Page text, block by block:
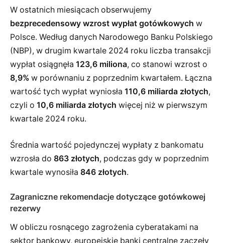
W ostatnich miesiącach obserwujemy
bezprecedensowy wzrost wypłat gotówkowych w
Polsce. Według danych Narodowego Banku Polskiego
(NBP), w drugim kwartale 2024 roku liczba transakcji
wypłat osiągnęła 123,6 miliona, co stanowi wzrost o
8,9% w porównaniu z poprzednim kwartałem. Łączna
wartość tych wypłat wyniosła 110,6 miliarda złotych,
czyli o 10,6 miliarda złotych więcej niż w pierwszym
kwartale 2024 roku.
Średnia wartość pojedynczej wypłaty z bankomatu
wzrosła do 863 złotych, podczas gdy w poprzednim
kwartale wynosiła 846 złotych.
Zagraniczne rekomendacje dotyczące gotówkowej
rezerwy
W obliczu rosnącego zagrożenia cyberatakami na
sektor bankowy, europejskie banki centralne zaczęły